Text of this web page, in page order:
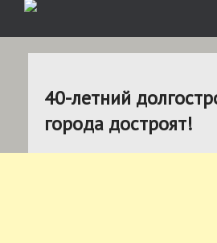
40-летний
города достроят!